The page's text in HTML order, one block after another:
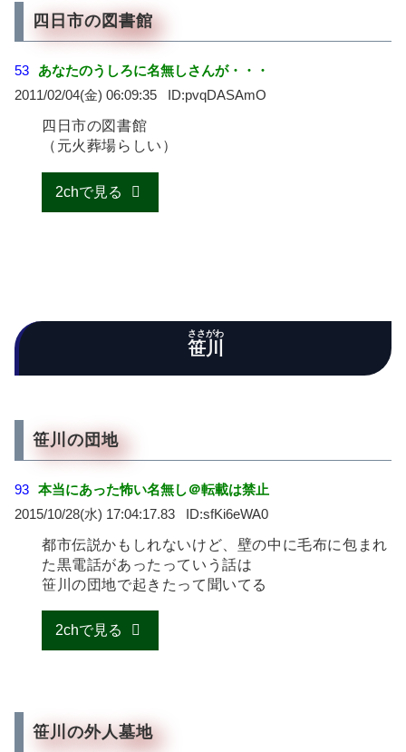
四日市の図書館
53
あなたのうしろに名無しさんが・・・
2011/02/04(金) 06:09:35
pvqDASAmO
四日市の図書館
（元火葬場らしい）
2chで見る
笹川
ささがわ
笹川の団地
93 本当にあった怖い名無し＠転載は禁止
2015/10/28(水) 17:04:17.83
sfKi6eWA0
都市伝説かもしれないけど、壁の中に毛布に包まれ
た黒電話があったっていう話は
笹川の団地で起きたって聞いてる
2chで見る
笹川の外人墓地